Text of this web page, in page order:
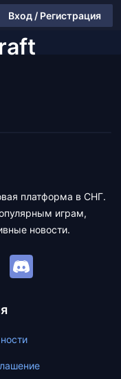
Вход / Регистрация
платформа в СНГ.
играм,
новости.